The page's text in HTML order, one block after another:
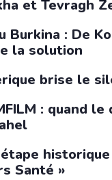
et Tevragh
: De
la solution
brise le
: quand
étape
Santé »